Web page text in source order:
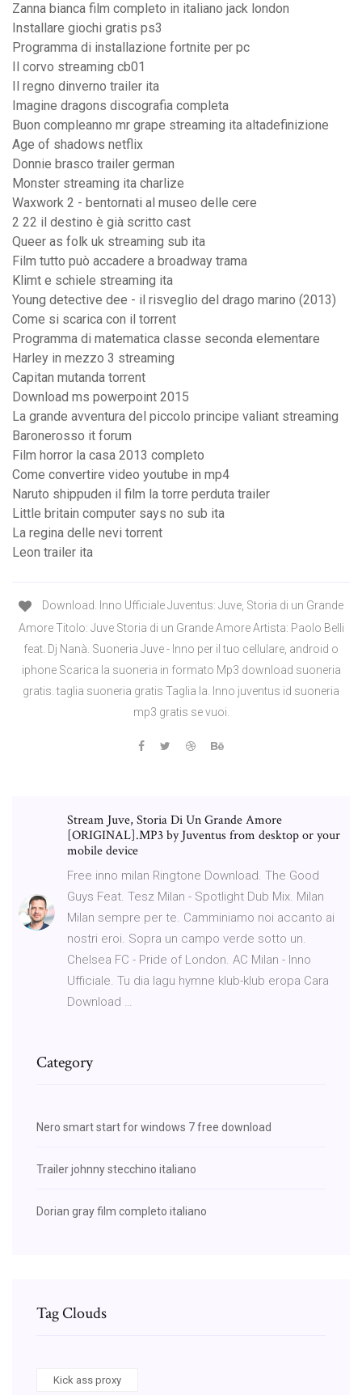
Zanna bianca film completo in italiano jack london
Installare giochi gratis ps3
Programma di installazione fortnite per pc
Il corvo streaming cb01
Il regno dinverno trailer ita
Imagine dragons discografia completa
Buon compleanno mr grape streaming ita altadefinizione
Age of shadows netflix
Donnie brasco trailer german
Monster streaming ita charlize
Waxwork 2 - bentornati al museo delle cere
2 22 il destino è già scritto cast
Queer as folk uk streaming sub ita
Film tutto può accadere a broadway trama
Klimt e schiele streaming ita
Young detective dee - il risveglio del drago marino (2013)
Come si scarica con il torrent
Programma di matematica classe seconda elementare
Harley in mezzo 3 streaming
Capitan mutanda torrent
Download ms powerpoint 2015
La grande avventura del piccolo principe valiant streaming
Baronerosso it forum
Film horror la casa 2013 completo
Come convertire video youtube in mp4
Naruto shippuden il film la torre perduta trailer
Little britain computer says no sub ita
La regina delle nevi torrent
Leon trailer ita
Download. Inno Ufficiale Juventus: Juve, Storia di un Grande
Amore Titolo: Juve Storia di un Grande Amore Artista: Paolo Belli
feat. Dj Nanà. Suoneria Juve - Inno per il tuo cellulare, android o
iphone Scarica la suoneria in formato Mp3 download suoneria
gratis. taglia suoneria gratis Taglia la. Inno juventus id suoneria
mp3 gratis se vuoi.
Stream Juve, Storia Di Un Grande Amore
[ORIGINAL].MP3 by Juventus from desktop or your
mobile device
Free inno milan Ringtone Download. The Good
Guys Feat. Tesz Milan - Spotlight Dub Mix. Milan
Milan sempre per te. Camminiamo noi accanto ai
nostri eroi. Sopra un campo verde sotto un.
Chelsea FC - Pride of London. AC Milan - Inno
Ufficiale. Tu dia lagu hymne klub-klub eropa Cara
Download …
Category
Nero smart start for windows 7 free download
Trailer johnny stecchino italiano
Dorian gray film completo italiano
Tag Clouds
Kick ass proxy